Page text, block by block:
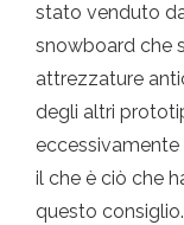
stato venduto
snowboard che
attrezzature
degli altri
eccessivamente
il che è ciò che
questo